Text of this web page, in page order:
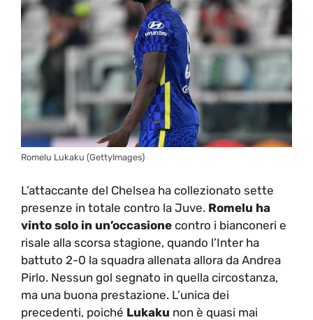
Romelu Lukaku (GettyImages)
L’attaccante del Chelsea ha collezionato sette
presenze in totale contro la Juve. Romelu ha
vinto solo in un’occasione contro i bianconeri e
risale alla scorsa stagione, quando l’Inter ha
battuto 2-0 la squadra allenata allora da Andrea
Pirlo. Nessun gol segnato in quella circostanza,
ma una buona prestazione. L’unica dei
precedenti, poiché Lukaku non è quasi mai